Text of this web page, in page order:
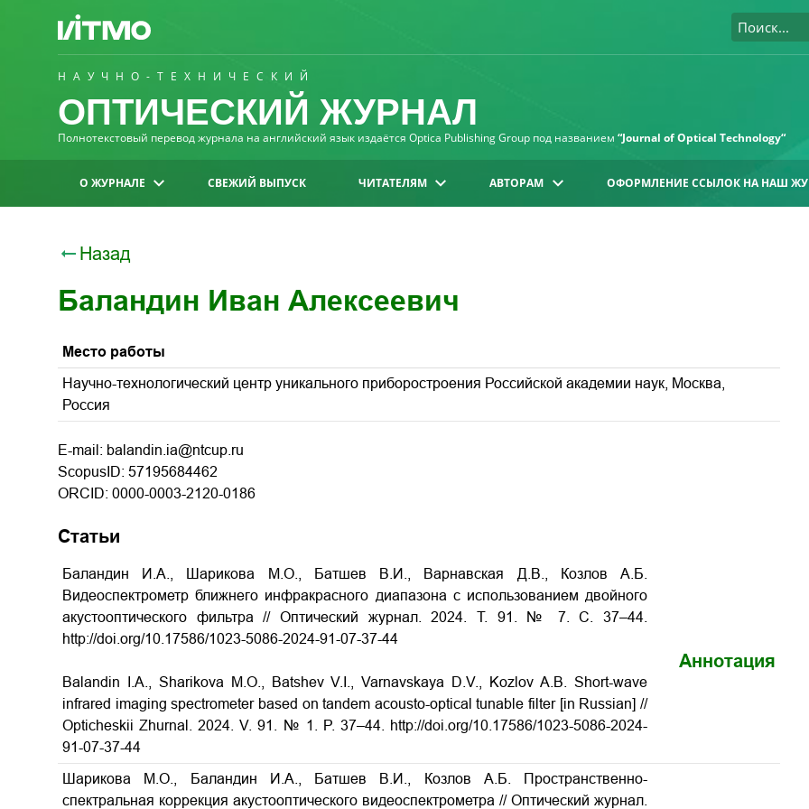
НАУЧНО-ТЕХНИЧЕСКИЙ
ОПТИЧЕСКИЙ ЖУРНАЛ
Полнотекстовый перевод журнала на английский язык издаётся Optica Publishing Group под названием “Journal of Optical Technology“
О ЖУРНАЛЕ СВЕЖИЙ ВЫПУСК ЧИТАТЕЛЯМ АВТОРАМ ОФОРМЛЕНИЕ ССЫЛОК НА НАШ
Назад
Баландин Иван Алексеевич
Место работы
Научно-технологический центр уникального приборостроения Российской академии наук, Москва,
Россия
E-mail: balandin.ia@ntcup.ru
ScopusID: 57195684462
ORCID: 0000-0003-2120-0186
Статьи
Баландин И.А., Шарикова М.О., Батшев В.И., Варнавская Д.В., Козлов А.Б.
Видеоспектрометр ближнего инфракрасного диапазона с использованием двойного
акустооптического фильтра // Оптический журнал. 2024. Т. 91. № 7. С. 37–44.
http://doi.org/10.17586/1023-5086-2024-91-07-37-44
Balandin I.A., Sharikova М.O., Batshev V.I., Varnavskaya D.V., Kozlov A.B. Short-wave
infrared imaging spectrometer based on tandem acousto-optical tunable filter [in Russian] //
Opticheskii Zhurnal. 2024. V. 91. № 1. P. 37–44. http://doi.org/10.17586/1023-5086-2024-
91-07-37-44
Аннотация
Шарикова М.О., Баландин И.А., Батшев В.И., Козлов А.Б. Пространственно-
спектральная коррекция акустооптического видеоспектрометра // Оптический журнал.